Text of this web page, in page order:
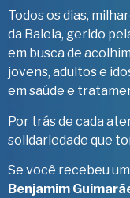
Todos os dias,
da Baleia, gerido
em busca de
jovens, adultos e
em saúde e
Por trás de cada
solidariedade que
Se você recebeu
Benjamim